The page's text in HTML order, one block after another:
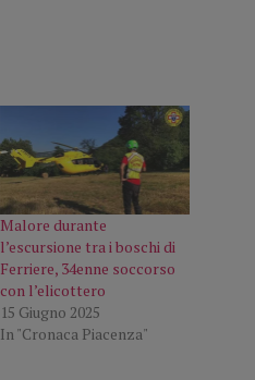
Malore durante
l’escursione tra i boschi di
Ferriere, 34enne soccorso
con l’elicottero
15 Giugno 2025
In "Cronaca Piacenza"